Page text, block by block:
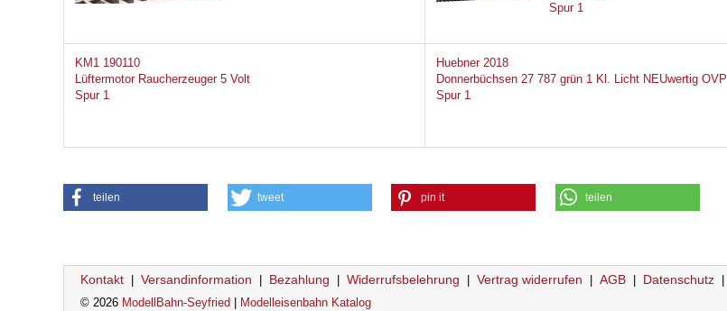
Spur 1
KM1 190110
Lüftermotor Raucherzeuger 5 Volt
Spur 1
Huebner 2018
Donnerbüchsen 27 787 grün 1 Kl. Licht NEUwertig OVP
Spur 1
teilen tweet pin it teilen
Kontakt Versandinformation Bezahlung Widerrufsbelehrung Vertrag widerrufen AGB Datenschutz
© 2026 ModellBahn-Seyfried Modelleisenbahn Katalog